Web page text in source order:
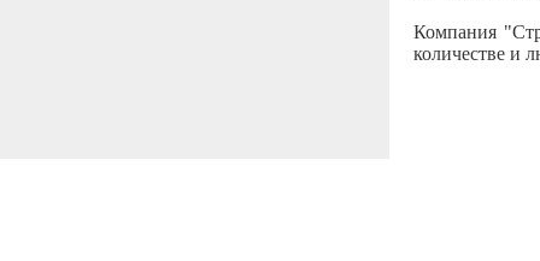
Компания
количестве и